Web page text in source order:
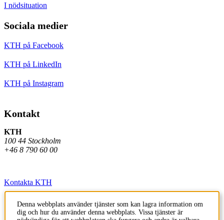
I nödsituation
Sociala medier
KTH på Facebook
KTH på LinkedIn
KTH på Instagram
Kontakt
KTH
100 44 Stockholm
+46 8 790 60 00
Kontakta KTH
Jobba på KTH
Denna webbplats använder tjänster som kan lagra information om
dig och hur du använder denna webbplats. Vissa tjänster är